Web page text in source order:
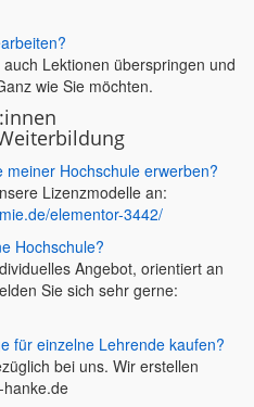
Lektionen überspringen und
wie Sie möchten.
Hochschule erwerben?
Lizenzmodelle an:
elementor-3442/
Hochschule?
Angebot, orientiert an
Sie sich sehr gerne:
für einzelne Lehrende kaufen?
bei uns. Wir erstellen
hanke.de